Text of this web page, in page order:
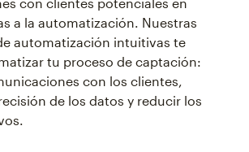
a la automatización. Nuestras
automatización intuitivas te
tu proceso de captación:
con los clientes,
de los datos y reducir los